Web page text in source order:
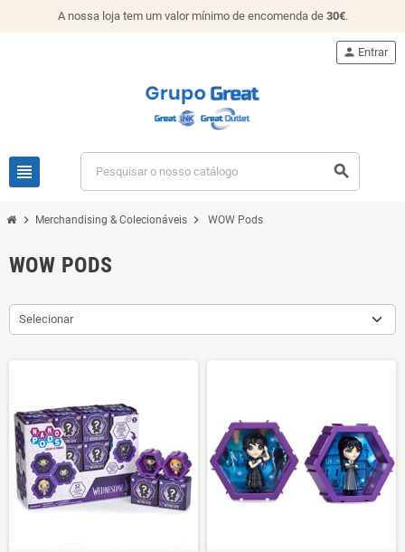
A nossa loja tem um valor mínimo de encomenda de 30€.
view_headline search
person Entrar
chevron_right Merchandising & Colecionáveis chevron_right WOW Pods
WOW PODS
Selecionar